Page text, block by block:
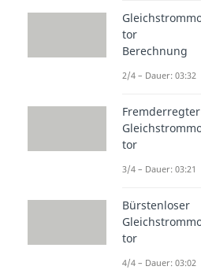
mechanische
seines
besitzt.
Eine
Generator,
betrieben werden.
tor
Berechnung
2/4 – Dauer: 03:32
Fremderregter
tor
3/4 – Dauer: 03:21
Bürstenloser
tor
4/4 – Dauer: 03:02